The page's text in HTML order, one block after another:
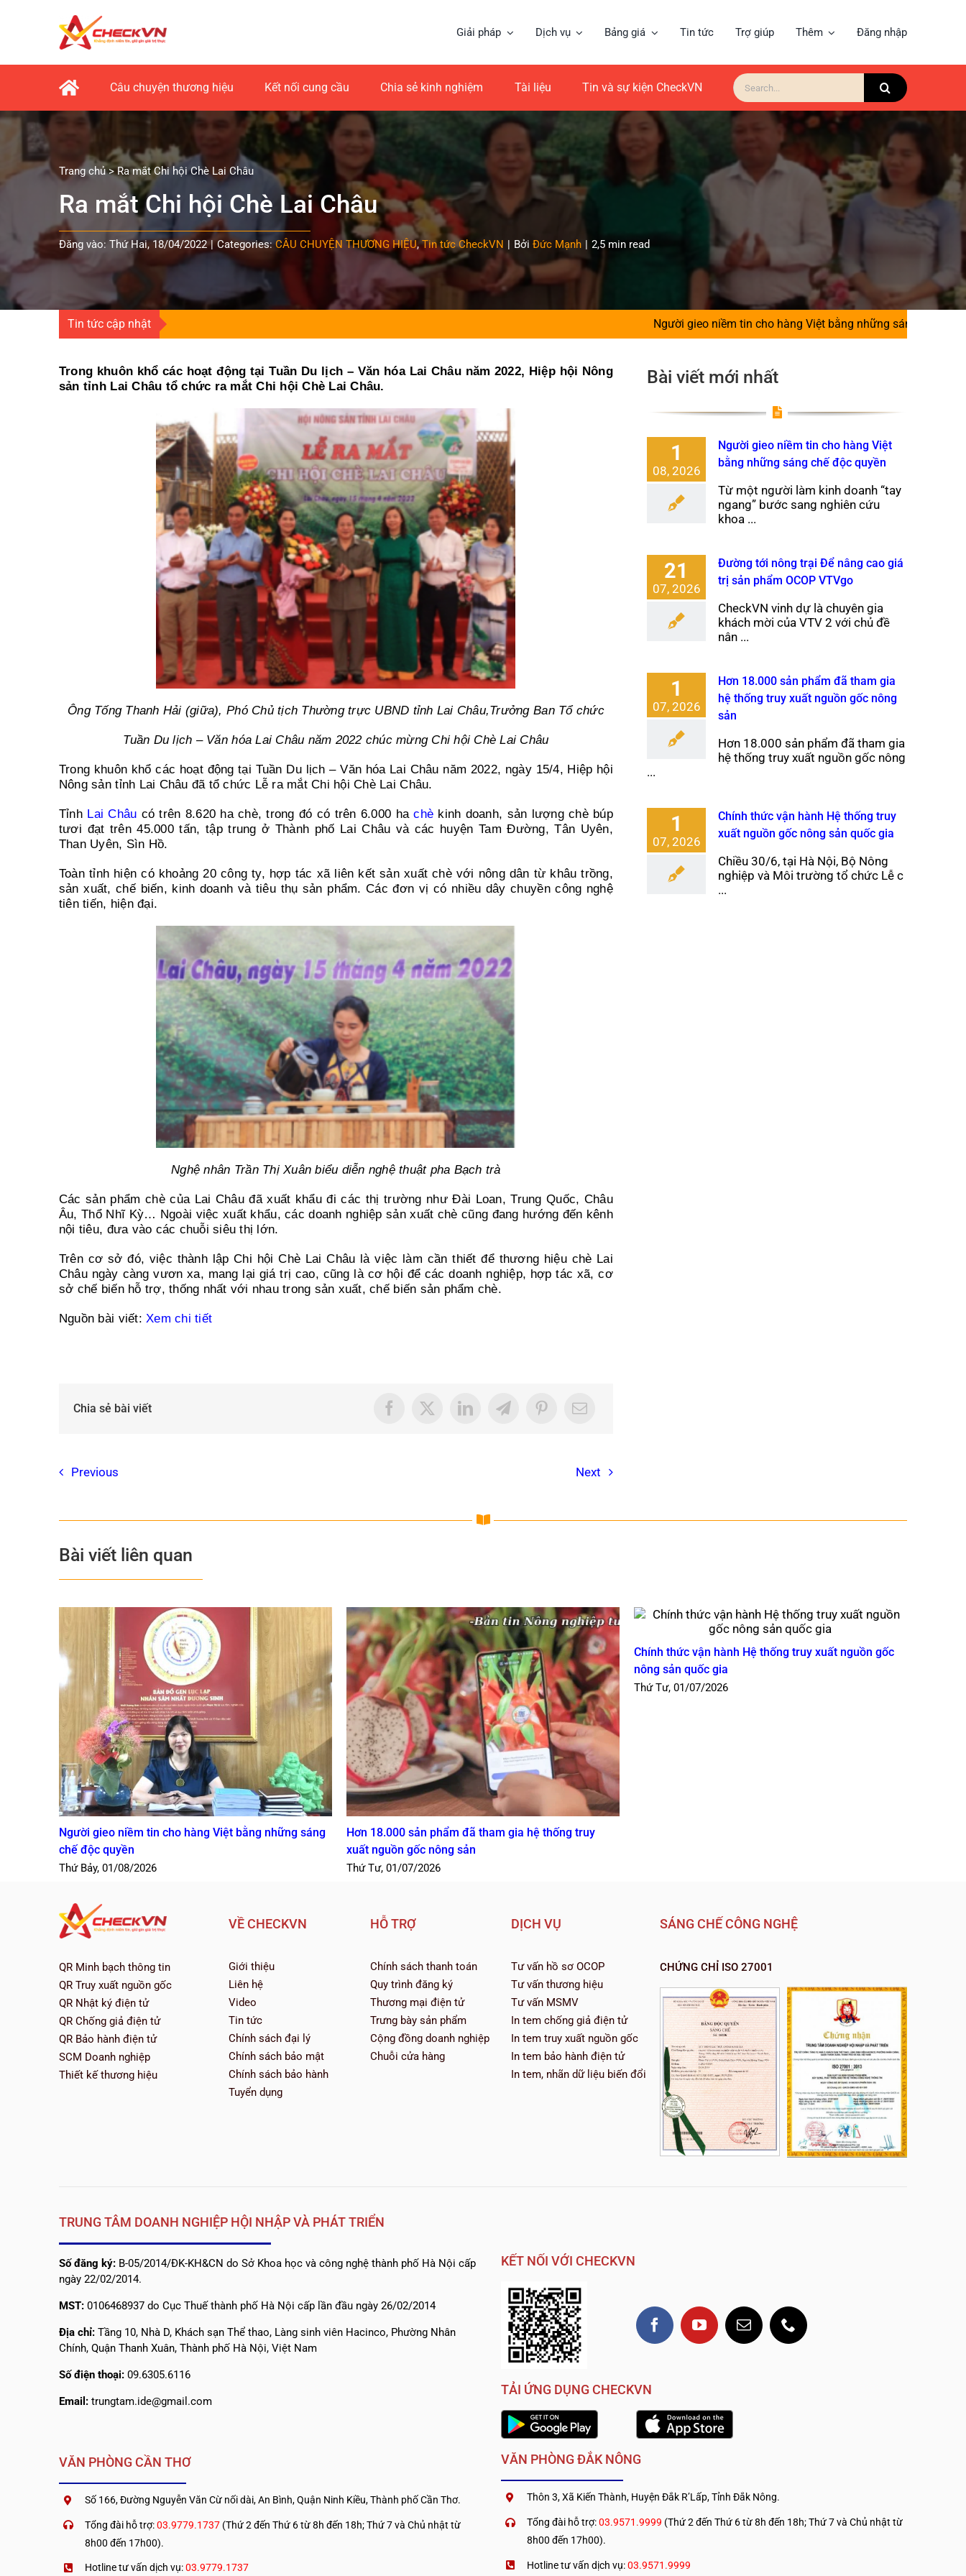
Giải pháp Dịch vụ Bảng giá Tin tức Trợ giúp Thêm Đăng nhập
Câu chuyện thương hiệu Kết nối cung cầu Chia sẻ kinh nghiệm Tài liệu Tin và sự kiện CheckVN
Search
for:
Trang chủ>Ra mắt Chi hội Chè Lai Châu
Ra mắt Chi hội Chè Lai Châu
Đăng vào: Thứ Hai, 18/04/2022 | Categories:CÂU CHUYỆN THƯƠNG HIỆU,Tin tức CheckVN | Bởi Đức Mạnh | 2,5 min read
Tin tức cập nhật Người gieo niềm tin cho hàng Việt bằng những sáng chế độc quyền
Trong khuôn khổ các hoạt động tại Tuần Du lịch – Văn hóa Lai Châu năm 2022, Hiệp hội Nông
sản tỉnh Lai Châu tổ chức ra mắt Chi hội Chè Lai Châu.
Ông Tống Thanh Hải (giữa), Phó Chủ tịch Thường trực UBND tỉnh Lai Châu,Trưởng Ban Tổ chức
Tuần Du lịch – Văn hóa Lai Châu năm 2022 chúc mừng Chi hội Chè Lai Châu
Trong khuôn khổ các hoạt động tại Tuần Du lịch – Văn hóa Lai Châu năm 2022, ngày 15/4, Hiệp hội
Nông sản tỉnh Lai Châu đã tổ chức Lễ ra mắt Chi hội Chè Lai Châu.
Tỉnh Lai Châu có trên 8.620 ha chè, trong đó có trên 6.000 hachè kinh doanh, sản lượng chè búp
tươi đạt trên 45.000 tấn, tập trung ở Thành phố Lai Châu và các huyện Tam Đường, Tân Uyên,
Than Uyên, Sìn Hồ.
Toàn tỉnh hiện có khoảng 20 công ty, hợp tác xã liên kết sản xuất chè với nông dân từ khâu trồng,
sản xuất, chế biến, kinh doanh và tiêu thụ sản phẩm. Các đơn vị có nhiều dây chuyền công nghệ
tiên tiến, hiện đại.
Nghệ nhân Trần Thị Xuân biểu diễn nghệ thuật pha Bạch trà
Các sản phẩm chè của Lai Châu đã xuất khẩu đi các thị trường như Đài Loan, Trung Quốc, Châu
Âu, Thổ Nhĩ Kỳ… Ngoài việc xuất khẩu, các doanh nghiệp sản xuất chè cũng đang hướng đến kênh
nội tiêu, đưa vào các chuỗi siêu thị lớn.
Trên cơ sở đó, việc thành lập Chi hội Chè Lai Châu là việc làm cần thiết để thương hiệu chè Lai
Châu ngày càng vươn xa, mang lại giá trị cao, cũng là cơ hội để các doanh nghiệp, hợp tác xã, cơ
sở chế biến hỗ trợ, thống nhất với nhau trong sản xuất, chế biến sản phẩm chè.
Nguồn bài viết: Xem chi tiết
Chia sẻ bài viết
Previous Next
Bài viết mới nhất
1
08, 2026
Người gieo niềm tin cho hàng Việt
bằng những sáng chế độc quyền
Từ một người làm kinh doanh “tay
ngang” bước sang nghiên cứu
khoa ...
21
07, 2026
Đường tới nông trại Để nâng cao giá
trị sản phẩm OCOP VTVgo
CheckVN vinh dự là chuyên gia
khách mời của VTV 2 với chủ đề
nân ...
1
07, 2026
Hơn 18.000 sản phẩm đã tham gia
hệ thống truy xuất nguồn gốc nông
sản
Hơn 18.000 sản phẩm đã tham gia
hệ thống truy xuất nguồn gốc nông
...
1
07, 2026
Chính thức vận hành Hệ thống truy
xuất nguồn gốc nông sản quốc gia
Chiều 30/6, tại Hà Nội, Bộ Nông
nghiệp và Môi trường tổ chức Lễ c
...
Bài viết liên quan
Người gieo niềm tin cho hàng Việt bằng những sáng
chế độc quyền
Thứ Bảy, 01/08/2026
Hơn 18.000 sản phẩm đã tham gia hệ thống truy
xuất nguồn gốc nông sản
Thứ Tư, 01/07/2026
Chính thức vận hành Hệ thống truy xuất nguồn gốc
nông sản quốc gia
Thứ Tư, 01/07/2026
QR Minh bạch thông tin
QR Truy xuất nguồn gốc
QR Nhật ký điện tử
QR Chống giả điện tử
QR Bảo hành điện tử
SCM Doanh nghiệp
Thiết kế thương hiệu
VỀ CHECKVN
Giới thiệu
Liên hệ
Video
Tin tức
Chính sách đại lý
Chính sách bảo mật
Chính sách bảo hành
Tuyển dụng
HỖ TRỢ
Chính sách thanh toán
Quy trình đăng ký
Thương mại điện tử
Trưng bày sản phẩm
Cộng đồng doanh nghiệp
Chuỗi cửa hàng
DỊCH VỤ
Tư vấn hồ sơ OCOP
Tư vấn thương hiệu
Tư vấn MSMV
In tem chống giả điện tử
In tem truy xuất nguồn gốc
In tem bảo hành điện tử
In tem, nhãn dữ liệu biến đổi
SÁNG CHẾ CÔNG NGHỆ
CHỨNG CHỈ ISO 27001
TRUNG TÂM DOANH NGHIỆP HỘI NHẬP VÀ PHÁT TRIỂN
Số đăng ký: B-05/2014/ĐK-KH&CN do Sở Khoa học và công nghệ thành phố Hà Nội cấp
ngày 22/02/2014.
MST: 0106468937 do Cục Thuế thành phố Hà Nội cấp lần đầu ngày 26/02/2014
Địa chỉ: Tầng 10, Nhà D, Khách sạn Thể thao, Làng sinh viên Hacinco, Phường Nhân
Chính, Quận Thanh Xuân, Thành phố Hà Nội, Việt Nam
Số điện thoại: 09.6305.6116
Email: trungtam.ide@gmail.com
VĂN PHÒNG CẦN THƠ
Số 166, Đường Nguyễn Văn Cừ nối dài, An Bình, Quận Ninh Kiều, Thành phố Cần Thơ.
Tổng đài hỗ trợ:03.9779.1737 (Thứ 2 đến Thứ 6 từ 8h đến 18h; Thứ 7 và Chủ nhật từ
8h00 đến 17h00).
Hotline tư vấn dịch vụ:03.9779.1737
KẾT NỐI VỚI CHECKVN
TẢI ỨNG DỤNG CHECKVN
VĂN PHÒNG ĐẮK NÔNG
Thôn 3, Xã Kiến Thành, Huyện Đắk R’Lấp, Tỉnh Đắk Nông.
Tổng đài hỗ trợ:03.9571.9999 (Thứ 2 đến Thứ 6 từ 8h đến 18h; Thứ 7 và Chủ nhật từ
8h00 đến 17h00).
Hotline tư vấn dịch vụ:03.9571.9999